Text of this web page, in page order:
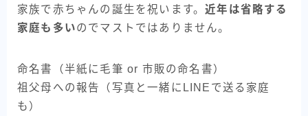
家族で赤ちゃんの誕生を祝います。近年は省略する
家庭も多いのでマストではありません。
命名書（半紙に毛筆 or 市販の命名書）
祖父母への報告（写真と一緒にLINEで送る家庭
も）